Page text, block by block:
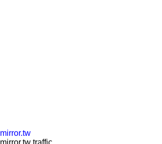
mirror.tw
mirror.tw traffic